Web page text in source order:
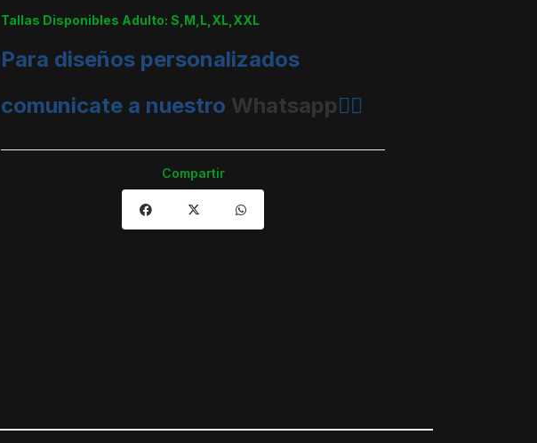
Tallas Disponibles Adulto: S,M,L,XL,XXL
Para diseños personalizados
comunicate a nuestro Whatsapp👈🏼
Compartir